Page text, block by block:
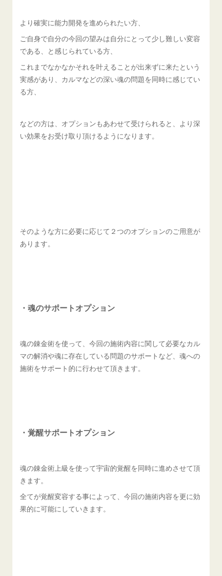
より確実に能力開発を進められたい方、
ご自身で自分の今回の望みは自分にとって少し難しい変容
である、と感じられている方、
これまでなかなかそれを叶えることが出来ずに来たという
実感があり、カルマなどの深い魂の問題を同時に感じてい
る方、
などの方は、オプションもあわせて受けられると、より深
い効果をお受け取り頂けるようになります。
そのような方に必要に応じて２つのオプションのご用意が
あります。
・魂のサポートオプション
魂の錬金術を使って、今回の施術内容に関して必要なカル
マの解消や魂に存在している問題のサポートなど、魂への
施術をサポート的に行わせて頂きます。
・覚醒サポートオプション
魂の錬金術上級を使って宇宙的覚醒を同時に進めさせて頂
きます。
全てが覚醒変容する事によって、今回の施術内容を更に効
果的に可能にしていきます。